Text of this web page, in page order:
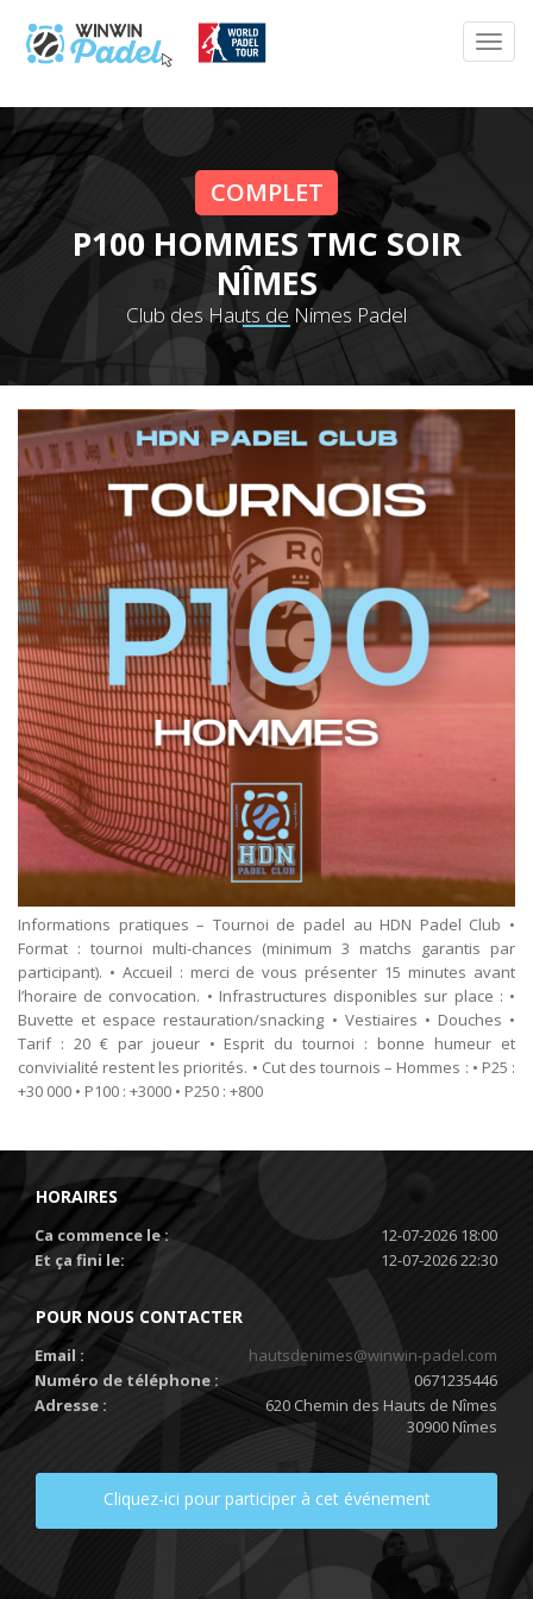
COMPLET
P100 HOMMES TMC SOIR
NÎMES
Club des Hauts de Nimes Padel
Informations pratiques – Tournoi de padel au HDN Padel Club •
Format : tournoi multi-chances (minimum 3 matchs garantis par
participant). • Accueil : merci de vous présenter 15 minutes avant
l’horaire de convocation. • Infrastructures disponibles sur place : •
Buvette et espace restauration/snacking • Vestiaires • Douches •
Tarif : 20 € par joueur • Esprit du tournoi : bonne humeur et
convivialité restent les priorités. • Cut des tournois – Hommes : • P25 :
+30 000 • P100 : +3000 • P250 : +800
HORAIRES
Ca commence le :
12-07-2026 18:00
Et ça fini le:
12-07-2026 22:30
POUR NOUS CONTACTER
Email :
hautsdenimes@winwin-padel.com
Numéro de téléphone :
0671235446
Adresse :
620 Chemin des Hauts de Nîmes
30900 Nîmes
Cliquez-ici pour participer à cet événement